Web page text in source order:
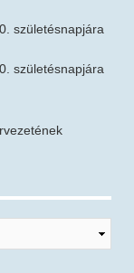
születésnapjára
születésnapjára